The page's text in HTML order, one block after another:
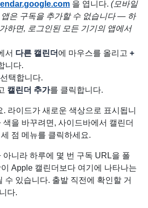
을 엽니다. (모바일
은 구독을 추가할 수 없습니다 — 하
하면, 로그인된 모든 기기의 앱에서
서 다른 캘린더 에 마우스를 올리고 +
니다.
택합니다.
캘린더 추가를 클릭합니다.
라이드가 새로운 색상으로 표시됩니
색을 바꾸려면, 사이드바에서 캘린더
점 메뉴를 클릭하세요.
니라 하루에 몇 번 구독 URL을 폴
Apple 캘린더보다 여기에 나타나는
수 있습니다. 출발 직전에 확인할 거
다.